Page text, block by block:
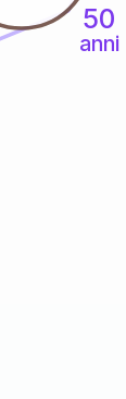
50
anni